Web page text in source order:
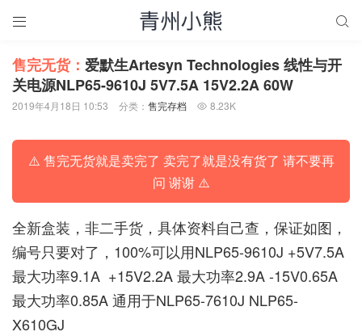
 
售完无货： 爱默生Artesyn Technologies 线性与开
关电源NLP65-9610J 5V7.5A 15V2.2A 60W
2019年4月18日 10:53 分类： 售完存档  8.23K
⚠️ 售完无货就是卖完了 卖完了就是没有货了 请不要再
问 谢谢 ⚠️
全新盒装，非二手货，具体资料自己查，保证如图，
编号只要对了，100%可以用NLP65-9610J +5V7.5A
最大功率9.1A +15V2.2A 最大功率2.9A -15V0.65A
最大功率0.85A 通用于NLP65-7610J NLP65-
X610GJ